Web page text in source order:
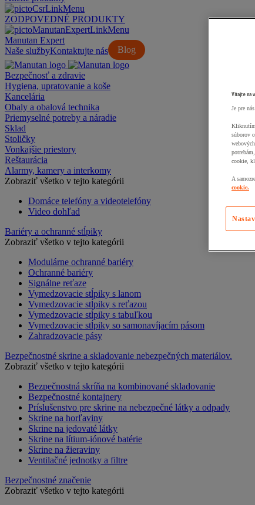
ZODPOVEDNÉ PRODUKTY
Manutan Expert
Naše služby
Blog
Kontaktujte nás
Bezpečnosť a zdravie
Hygiena, upratovanie a koše
Kancelária
Obaly a obalová technika
Priemyselné potreby a náradie
Sklad
Stoličky
Vonkajšie priestory
Reštaurácia
Alarmy, kamery a interkomy
Zobraziť všetko v tejto kategórii
Domáce telefóny a videotelefóny
Video dohľad
Bariéry a ochranné stĺpiky
Zobraziť všetko v tejto kategórii
Modulárne ochranné bariéry
Ochranné bariéry
Signálne reťaze
Vymedzovacie stĺpiky s lanom
Vymedzovacie stĺpiky s reťazou
Vymedzovacie stĺpiky s tabuľkou
Vymedzovacie stĺpiky so samonavíjacím pásom
Zahradzovacie pásy
Bezpečnostné skrine a skladovanie nebezpečných materiálov.
Zobraziť všetko v tejto kategórii
Bezpečnostná skríňa na kombinované skladovanie
Bezpečnostné kontajnery
Príslušenstvo pre skrine na nebezpečné látky a odpady
Skrine na horľaviny
Skrine na jedovaté látky
Skrine na lítium-iónové batérie
Skrine na žieraviny
Ventilačné jednotky a filtre
Bezpečnostné značenie
Zobraziť všetko v tejto kategórii
Vitajte na
Je pre
Kliknutím
súborov
cookie,
A
cookie.